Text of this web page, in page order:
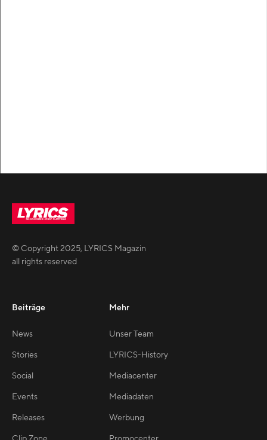
© Copyright2025, LYRICS Magazin
all rights reserved
Beiträge
News
Stories
Social
Events
Releases
Mehr
Unser Team
LYRICS-History
Mediacenter
Mediadaten
Werbung